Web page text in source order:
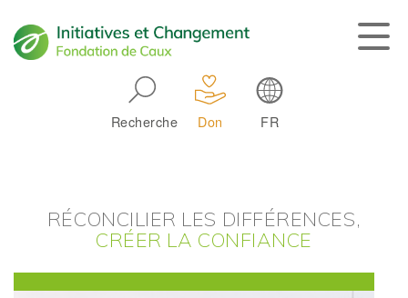
Recherche Don FR
RÉCONCILIER LES DIFFÉRENCES,
CRÉER LA CONFIANCE